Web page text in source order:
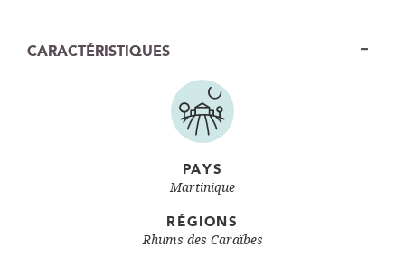
CARACTÉRISTIQUES
PAYS
Martinique
RÉGIONS
Rhums des Caraïbes